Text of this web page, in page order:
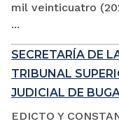
mil veinticuatro
...
SECRETARÍA DE
TRIBUNAL
JUDICIAL DE
EDICTO Y